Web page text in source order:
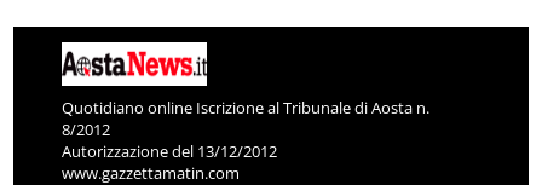
Quotidiano online Iscrizione al Tribunale di Aosta n.
8/2012
Autorizzazione del 13/12/2012
www.gazzettamatin.com